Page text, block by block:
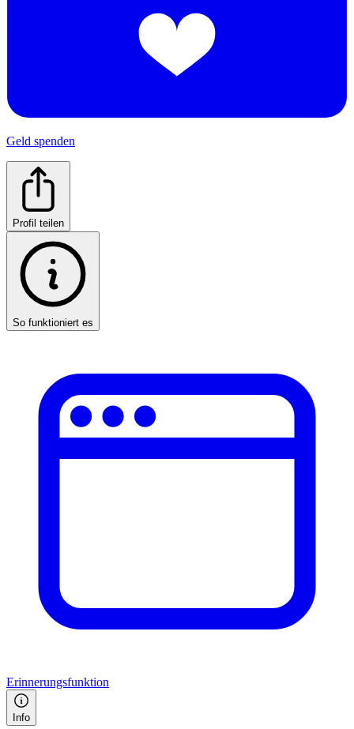
Geld spenden
Profil teilen
So funktioniert es
Erinnerungsfunktion
Info